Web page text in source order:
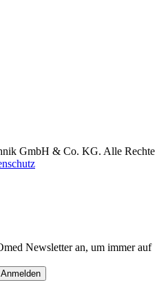
GmbH & Co. KG. Alle Rechte
Newsletter an, um immer auf
Anmelden